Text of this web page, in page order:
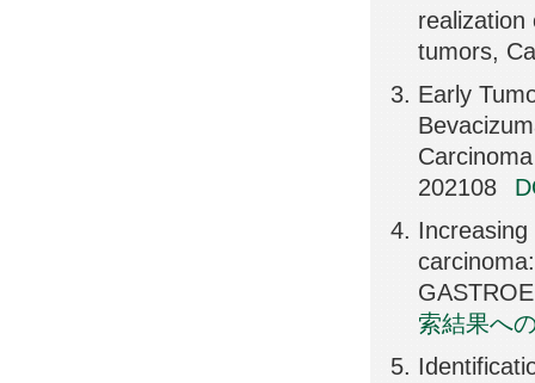
realization
tumors,
Early
202108
索結果へ